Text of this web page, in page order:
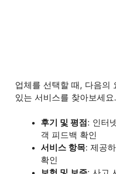
업체를 선택할 때, 다음의
있는 서비스를 찾아보세요.
후기 및 평점 : 인터
객 피드백 확인
서비스 항목: 제공
확인